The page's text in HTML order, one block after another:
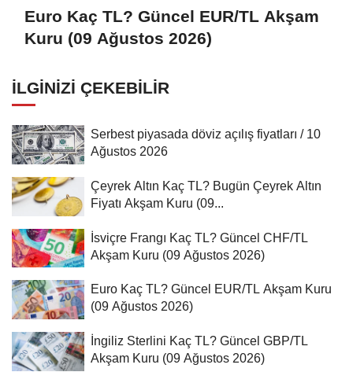
Euro Kaç TL? Güncel EUR/TL Akşam
Kuru (09 Ağustos 2026)
İLGINIZI ÇEKEBILIR
Serbest piyasada döviz açılış fiyatları / 10
Ağustos 2026
Çeyrek Altın Kaç TL? Bugün Çeyrek Altın
Fiyatı Akşam Kuru (09...
İsviçre Frangı Kaç TL? Güncel CHF/TL
Akşam Kuru (09 Ağustos 2026)
Euro Kaç TL? Güncel EUR/TL Akşam Kuru
(09 Ağustos 2026)
İngiliz Sterlini Kaç TL? Güncel GBP/TL
Akşam Kuru (09 Ağustos 2026)